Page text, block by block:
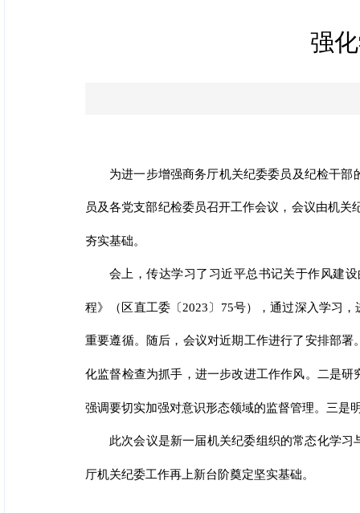
强
为进一步增强商务厅机关纪委委员及纪检干
员及各党支部纪检委员召开工作会议，会议由机
夯实基础。
会上，传达学习了习近平总书记关于作风建
程》（区直工委〔2023〕75号），通过深入学习
重要遵循。随后，会议对近期工作进行了安排部
化监督检查为抓手，进一步改进工作作风。二是
强调要切实加强对意识形态领域的监督管理。三是
此次会议是新一届机关纪委组织的常态化学
厅机关纪委工作再上新台阶奠定坚实基础。